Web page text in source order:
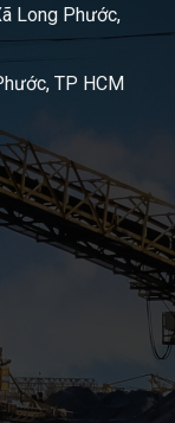
Long Phước,
TP HCM